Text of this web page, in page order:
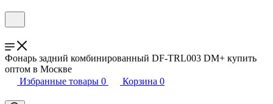
Фонарь задний комбинированный DF-TRL003 DM+ купить
оптом в Москве
Избранные товары 0 Корзина 0